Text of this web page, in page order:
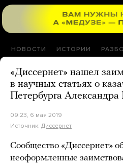
НОВОСТИ ИСТОРИИ
«Диссернет» нашел
в научных статьях о
Петербурга Александра
09:23, 6 мая 2019
Источник: Диссернет
Сообщество «Диссернет»
неоформленные